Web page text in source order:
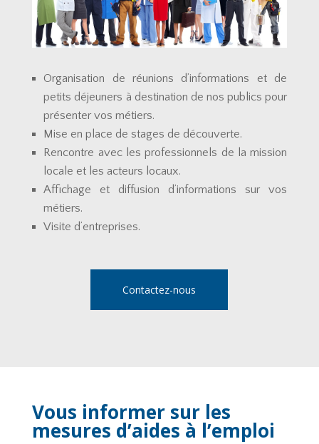
Organisation de réunions d’informations et de
petits déjeuners à destination de nos publics pour
présenter vos métiers.
Mise en place de stages de découverte.
Rencontre avec les professionnels de la mission
locale et les acteurs locaux.
Affichage et diffusion d’informations sur vos
métiers.
Visite d’entreprises.
Contactez-nous
Vous informer sur les
mesures d’aides à l’emploi